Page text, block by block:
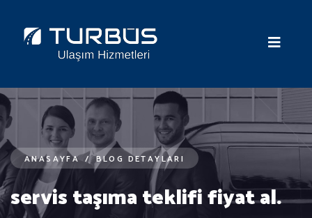
ANASAYFA / BLOG DETAYLARI
servis taşıma teklifi fiyat al.